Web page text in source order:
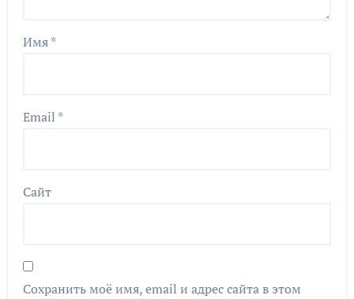
Имя*
Email *
Сайт
Сохранить моё имя, email и адрес сайта в этом